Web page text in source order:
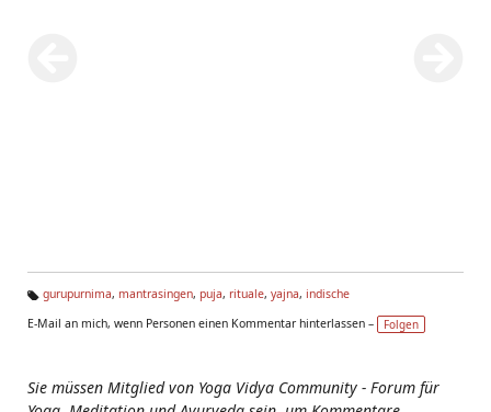
g
gurupurnima, mantrasingen, puja, rituale, yajna, indische
E-Mail an mich, wenn Personen einen Kommentar hinterlassen –
Folgen
Sie müssen Mitglied von Yoga Vidya Community - Forum für